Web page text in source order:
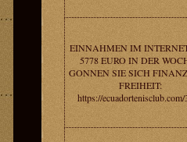
EINNAHMEN IM
5778 EURO IN DER
GONNEN SIE SICH
FREIHEIT:
https://